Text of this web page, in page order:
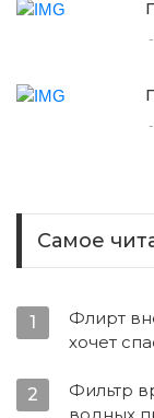
-
-
Самое
1
Флирт
хочет
2
Фильтр